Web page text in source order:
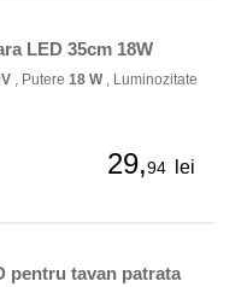
LED 35cm 18W
, Putere 18 W, Luminozitate
29,94 lei
pentru tavan patrata